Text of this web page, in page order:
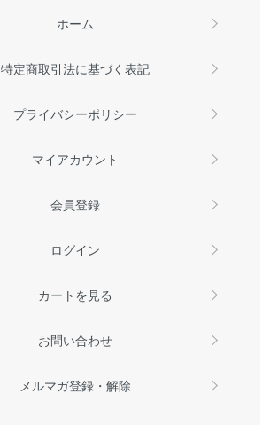
ホーム
特定商取引法に基づく表記
プライバシーポリシー
マイアカウント
会員登録
ログイン
カートを見る
お問い合わせ
メルマガ登録・解除